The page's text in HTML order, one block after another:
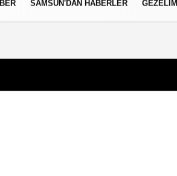
SAMSUN'DAN HABERLER